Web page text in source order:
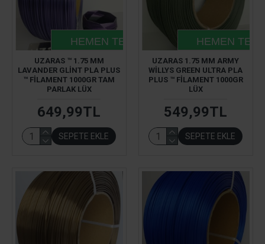
HEMEN TESLIM
UZARAS ™ 1.75 MM
LAVANDER GLINT PLA PLUS
™ FILAMENT 1000GR TAM
PARLAK LÜX
649,99TL
SEPETE EKLE
HEMEN
UZARAS 1.75 MM ARMY
WILLYS GREEN ULTRA PLA
PLUS ™ FILAMENT 1000GR
LÜX
549,99TL
SEPETE EKLE